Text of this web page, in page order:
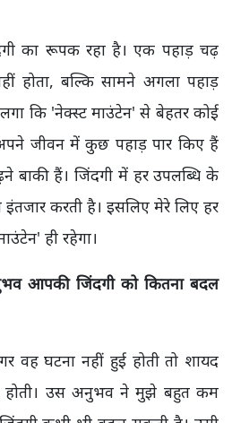
का रूपक रहा है। एक पहाड़ चढ़
होता, बल्कि सामने अगला पहाड़
कि 'नेक्स्ट माउंटेन' से बेहतर कोई
जीवन में कुछ पहाड़ पार किए हैं
हैं। जिंदगी में हर उपलब्धि के
करती है। इसलिए मेरे लिए हर
ही रहेगा।
आपकी जिंदगी को कितना बदल
वह घटना नहीं हुई होती तो शायद
होती। उस अनुभव ने मुझे बहुत कम